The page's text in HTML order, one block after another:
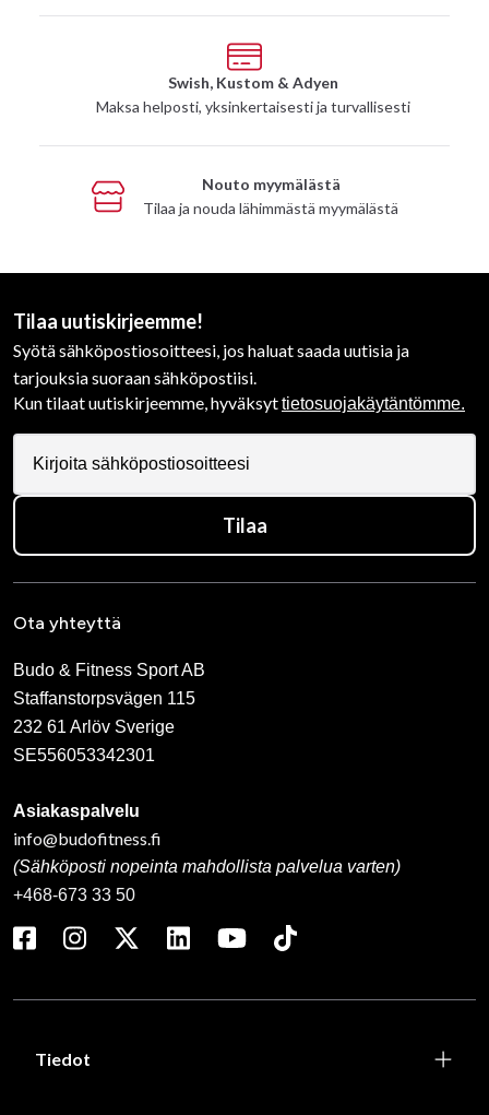
Swish, Kustom & Adyen
Maksa helposti, yksinkertaisesti ja turvallisesti
Nouto myymälästä
Tilaa ja nouda lähimmästä myymälästä
Tilaa uutiskirjeemme!
Syötä sähköpostiosoitteesi, jos haluat saada uutisia ja
tarjouksia suoraan sähköpostiisi.
Kun tilaat uutiskirjeemme, hyväksyttietosuojakäytäntömme.
Tilaa
Ota yhteyttä
Budo & Fitness Sport AB
Staffanstorpsvägen 115
232 61 Arlöv Sverige
SE556053342301
Asiakaspalvelu
info@budofitness.fi
(Sähköposti nopeinta mahdollista palvelua varten)
+468-673 33 50
Tiedot